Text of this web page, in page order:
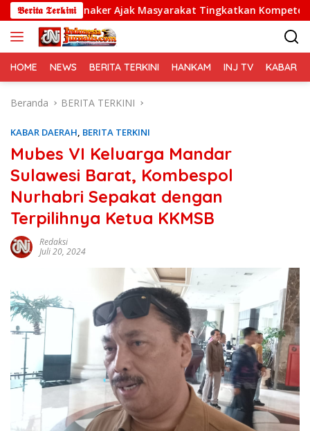
Langsung
ke
konten
𝕭𝖊𝖗𝖎𝖙𝖆 𝕿𝖊𝖗𝖐𝖎𝖓𝖎Ajak Masyarakat Tingkatkan Kompetensi
HOME NEWS BERITA TERKINI HANKAM INJ TV KABAR
Beranda BERITA TERKINI
KABAR DAERAH, BERITA TERKINI
Mubes VI Keluarga Mandar
Sulawesi Barat, Kombespol
Nurhabri Sepakat dengan
Terpilihnya Ketua KKMSB
Redaksi
Juli 20, 2024